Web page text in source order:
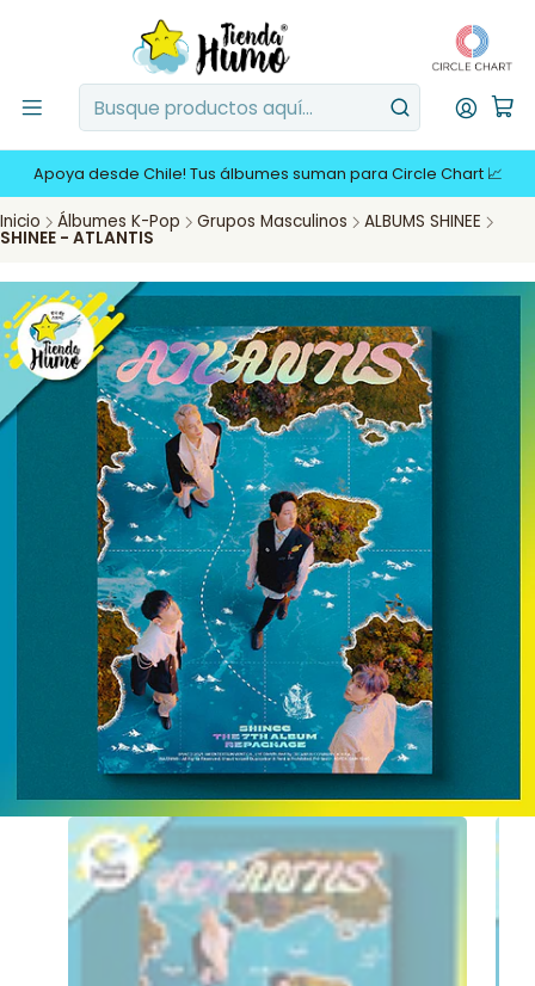
Apoya desde Chile! Tus álbumes suman para Circle Chart 📈
Inicio Álbumes K-Pop Grupos Masculinos ALBUMS SHINEE
SHINEE - ATLANTIS